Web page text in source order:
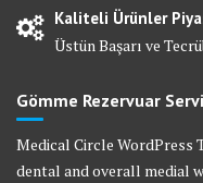
Kaliteli Ürünler
Üstün Başarı ve
Gömme Rezervuar
Medical Circle WordPress
dental and overall medial